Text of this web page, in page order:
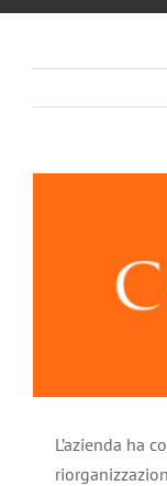
Contatti
News
L’azienda ha